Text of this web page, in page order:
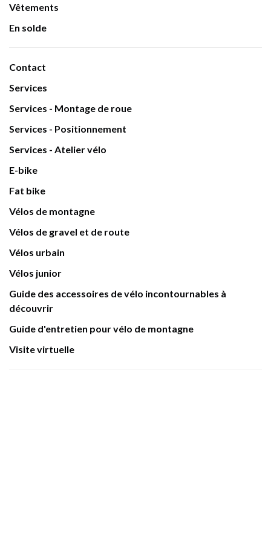
Vêtements
En solde
Contact
Services
Services - Montage de roue
Services - Positionnement
Services - Atelier vélo
E-bike
Fat bike
Vélos de montagne
Vélos de gravel et de route
Vélos urbain
Vélos junior
Guide des accessoires de vélo incontournables à
découvrir
Guide d'entretien pour vélo de montagne
Visite virtuelle